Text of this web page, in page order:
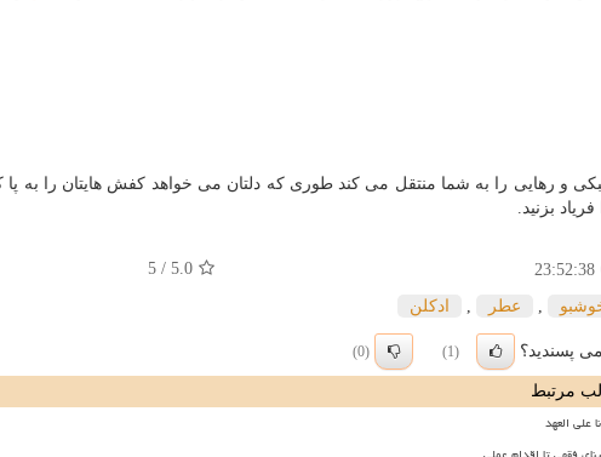
و رهایی را به شما منتقل می كند طوری كه دلتان می خواهد كفش هایتان را به پا
بزنید.
23:52:38
5.0
/ 5
عطر ادكلن
پسندید؟ (1)
(0)
مرتبط
علی العهد